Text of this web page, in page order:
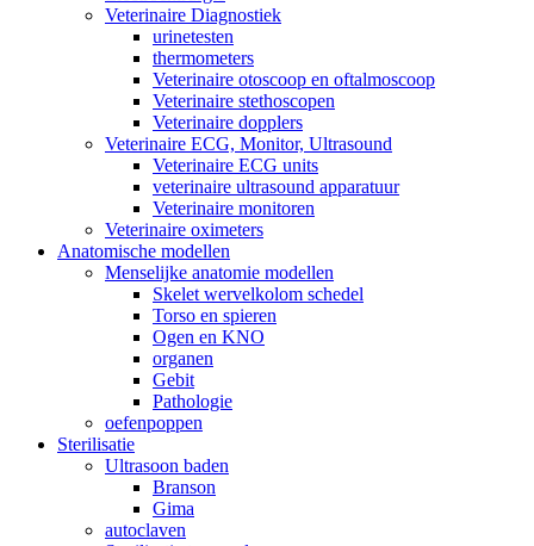
Veterinaire Diagnostiek
urinetesten
thermometers
Veterinaire otoscoop en oftalmoscoop
Veterinaire stethoscopen
Veterinaire dopplers
Veterinaire ECG, Monitor, Ultrasound
Veterinaire ECG units
veterinaire ultrasound apparatuur
Veterinaire monitoren
Veterinaire oximeters
Anatomische modellen
Menselijke anatomie modellen
Skelet wervelkolom schedel
Torso en spieren
Ogen en KNO
organen
Gebit
Pathologie
oefenpoppen
Sterilisatie
Ultrasoon baden
Branson
Gima
autoclaven